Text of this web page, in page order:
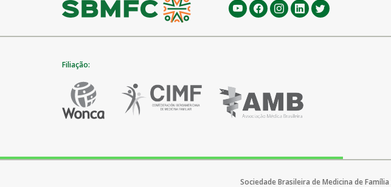
Filiação:
Sociedade Brasileira de Medicina de